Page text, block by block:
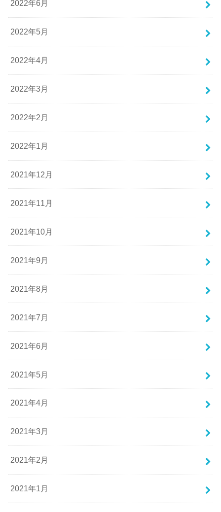
2022年6月
2022年5月
2022年4月
2022年3月
2022年2月
2022年1月
2021年12月
2021年11月
2021年10月
2021年9月
2021年8月
2021年7月
2021年6月
2021年5月
2021年4月
2021年3月
2021年2月
2021年1月